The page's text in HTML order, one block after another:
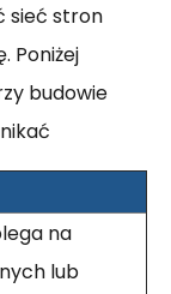
sieć stron
Poniżej
budowie
na
lub